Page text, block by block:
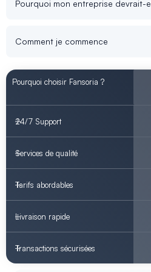
Pourquoi mon entreprise devrait-
Comment je commence
Pourquoi choisir Fansoria ?
24/7 Support
Services de qualité
Tarifs abordables
Livraison rapide
Transactions sécurisées